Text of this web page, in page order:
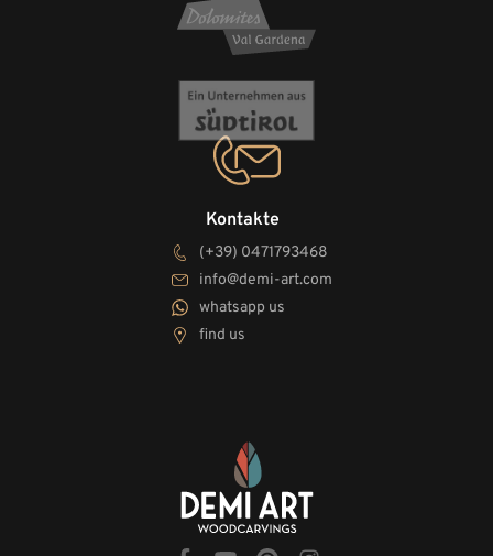
Kontakte
(+39) 0471793468
info@demi-art.com
whatsapp us
find us